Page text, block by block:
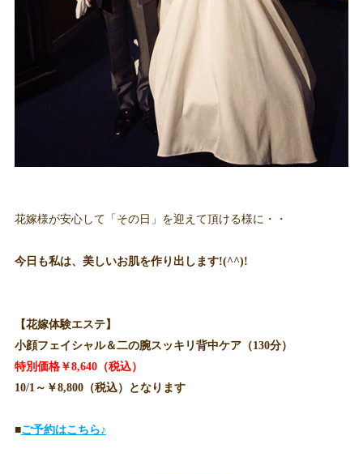
花嫁様が安心して「その日」を迎えて頂ける様に・・
今日も私は、美しいお肌を作り出します!(^^)!
【花嫁体験エステ】
小顔フェイシャル＆二の腕スッキリ背中ケア（130分）
特別価格￥8,640（税込）
10/1～￥8,800（税込）となります
■ご予約はこちら♪